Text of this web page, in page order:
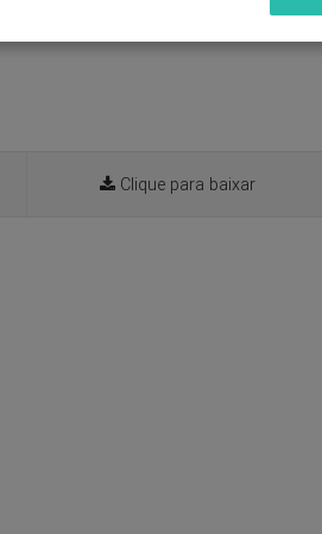
Clique para baixar